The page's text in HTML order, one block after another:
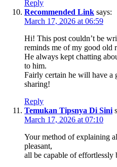
Reply
Recommended Link says:
March 17, 2026 at 06:59
Hi! This post couldn’t be
reminds me of my good old
He always kept chatting
to him.
Fairly certain he will have a
sharing!
Reply
Temukan Tipsnya Di Sini
March 17, 2026 at 07:10
Your method of explaining
pleasant,
all be capable of effortlessly